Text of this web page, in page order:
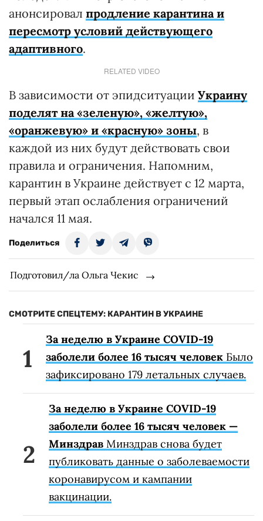
анонсировал продление карантина и
пересмотр условий действующего
адаптивного.
RELATED VIDEO
В зависимости от эпидситуации Украину
поделят на «зеленую», «желтую»,
«оранжевую» и «красную» зоны, в
каждой из них будут действовать свои
правила и ограничения. Напомним,
карантин в Украине действует с 12 марта,
первый этап ослабления ограничений
начался 11 мая.
Поделиться
Подготовил/ла Ольга Чекис
СМОТРИТЕ СПЕЦТЕМУ: КАРАНТИН В УКРАИНЕ
За неделю в Украине COVID-19
заболели более 16 тысяч человек Было
зафиксировано 179 летальных случаев.
За неделю в Украине COVID-19
заболели более 16 тысяч человек —
Минздрав Минздрав снова будет
публиковать данные о заболеваемости
коронавирусом и кампании
вакцинации.